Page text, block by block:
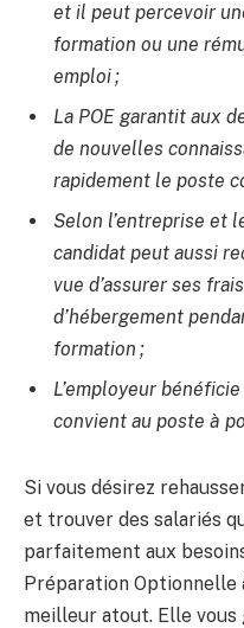
et il peut percevoir
formation ou une
emploi ;
La POE garantit aux
de nouvelles
rapidement le poste
Selon l’entreprise et
candidat peut aussi
vue d’assurer ses
d’hébergement
formation ;
L’employeur
convient au poste à
Si vous désirez
et trouver des salariés
parfaitement aux
Préparation Optionnelle
meilleur atout. Elle